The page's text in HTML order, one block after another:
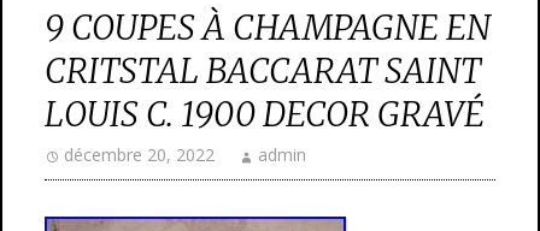
9 COUPES À CHAMPAGNE EN
CRITSTAL BACCARAT SAINT
LOUIS C. 1900 DECOR GRAVÉ
décembre 20, 2022 admin